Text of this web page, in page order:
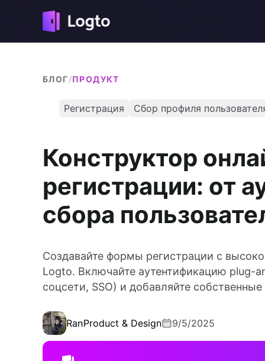
БЛОГ/ПРОДУКТ
Регистрация Сбор профиля
Конструктор
регистрации: от
сбора
Создавайте формы регистрации с
Logto. Включайте аутентификацию plug-
соцсети, SSO) и добавляйте
RanProduct & Design 9/5/2025